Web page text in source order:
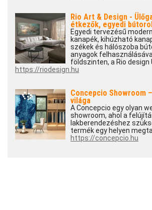
Rio Art & Design -
étkezők, egyedi
Egyedi tervezésű
kanapék, kihúzható
székek és hálószoba
anyagok
földszinten, a Rio design
https://riodesign.hu
Concepcio Showroom
világa
A Concepcio egy olyan
showroom, ahol a
lakberendezéshez
termék egy helyen
https://concepcio.hu